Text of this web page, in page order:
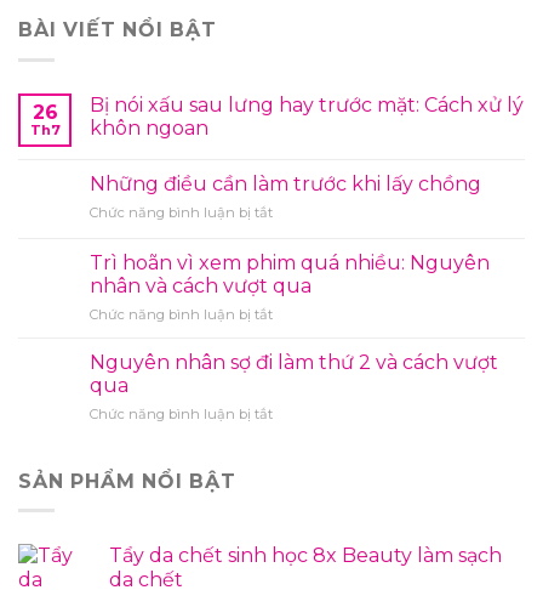
BÀI VIẾT NỔI BẬT
26
Th7
Bị nói xấu sau lưng hay trước mặt: Cách xử lý
khôn ngoan
Những điều cần làm trước khi lấy chồng
Chức năng bình luận bị tắtở
điều
cần
làm
trước
lấy
Trì hoãn vì xem phim quá nhiều: Nguyên
nhân và cách vượt qua
Chức năng bình luận bị tắtở
hoãn
vì
phim
vượt
Nguyên nhân sợ đi làm thứ 2 và cách vượt
qua
Chức năng bình luận bị tắtở
2
SẢN PHẨM NỔI BẬT
Tẩy da chết sinh học 8x Beauty làm sạch
da chết